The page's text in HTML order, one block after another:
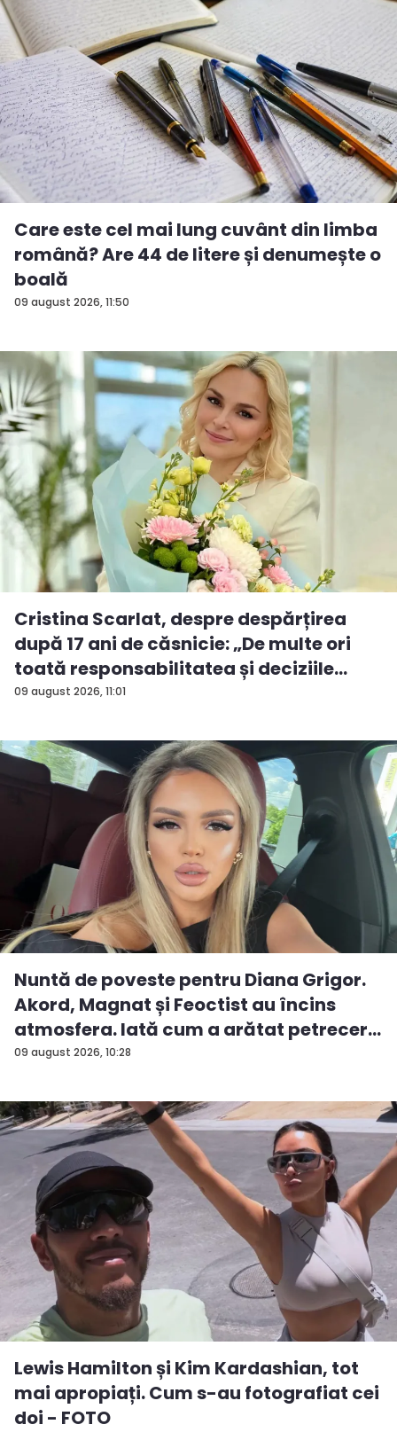
09 august 2026, 11:50
Care este cel mai lung cuvânt din limba
română? Are 44 de litere și denumește o
boală
09 august 2026, 11:01
Cristina Scarlat, despre despărțirea
după 17 ani de căsnicie: „De multe ori
toată responsabilitatea și deciziile
erau...
09 august 2026, 10:28
Nuntă de poveste pentru Diana Grigor.
Akord, Magnat și Feoctist au încins
atmosfera. Iată cum a arătat petrecer...
Lewis Hamilton și Kim Kardashian, tot
mai apropiați. Cum s-au fotografiat cei
doi - FOTO